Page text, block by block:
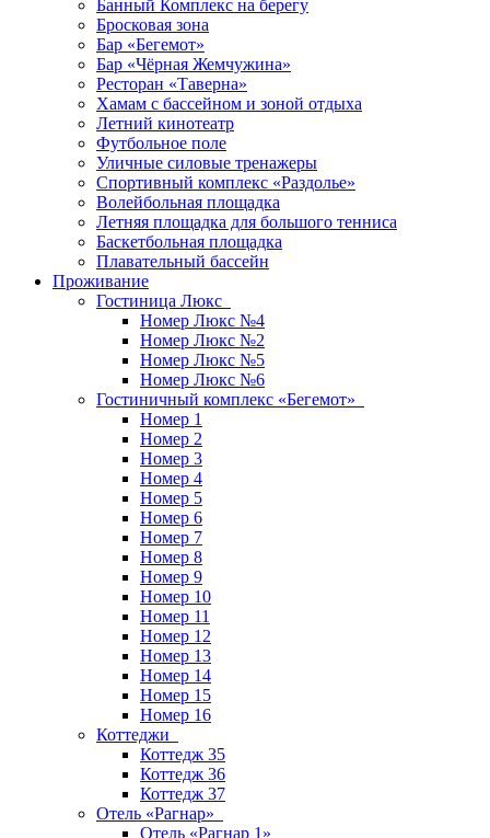
Банный Комплекс на берегу
Бросковая зона
Бар «Бегемот»
Бар «Чёрная Жемчужина»
Ресторан «Таверна»
Хамам с бассейном и зоной отдыха
Летний кинотеатр
Футбольное поле
Уличные силовые тренажеры
Спортивный комплекс «Раздолье»
Волейбольная площадка
Летняя площадка для большого тенниса
Баскетбольная площадка
Плавательный бассейн
Проживание
Гостиница Люкс
Номер Люкс №4
Номер Люкс №2
Номер Люкс №5
Номер Люкс №6
Гостиничный комплекс «Бегемот»
Номер 1
Номер 2
Номер 3
Номер 4
Номер 5
Номер 6
Номер 7
Номер 8
Номер 9
Номер 10
Номер 11
Номер 12
Номер 13
Номер 14
Номер 15
Номер 16
Коттеджи
Коттедж 35
Коттедж 36
Коттедж 37
Отель «Рагнар»
Отель «Рагнар 1»